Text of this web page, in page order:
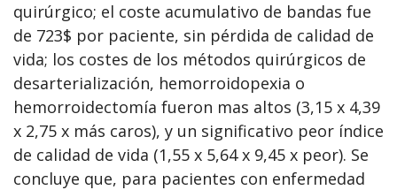
quirúrgico; el coste acumulativo de bandas fue
de 723$ por paciente, sin pérdida de calidad de
vida; los costes de los métodos quirúrgicos de
desarterialización, hemorroidopexia o
hemorroidectomía fueron mas altos (3,15 x 4,39
x 2,75 x más caros), y un significativo peor índice
de calidad de vida (1,55 x 5,64 x 9,45 x peor). Se
concluye que, para pacientes con enfermedad